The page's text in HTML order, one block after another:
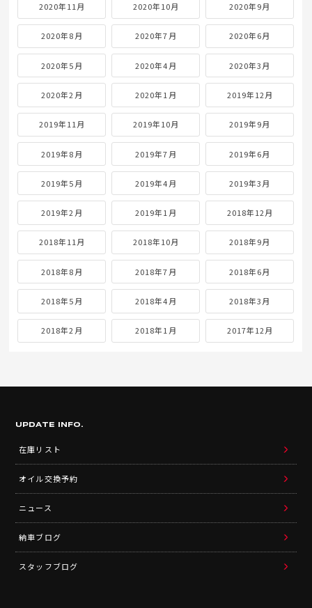
2020年11月 2020年10月 2020年9月
2020年8月 2020年7月 2020年6月
2020年5月 2020年4月 2020年3月
2020年2月 2020年1月 2019年12月
2019年11月 2019年10月 2019年9月
2019年8月 2019年7月 2019年6月
2019年5月 2019年4月 2019年3月
2019年2月 2019年1月 2018年12月
2018年11月 2018年10月 2018年9月
2018年8月 2018年7月 2018年6月
2018年5月 2018年4月 2018年3月
2018年2月 2018年1月 2017年12月
UPDATE INFO.
在庫リスト
オイル交換予約
ニュース
納車ブログ
スタッフブログ